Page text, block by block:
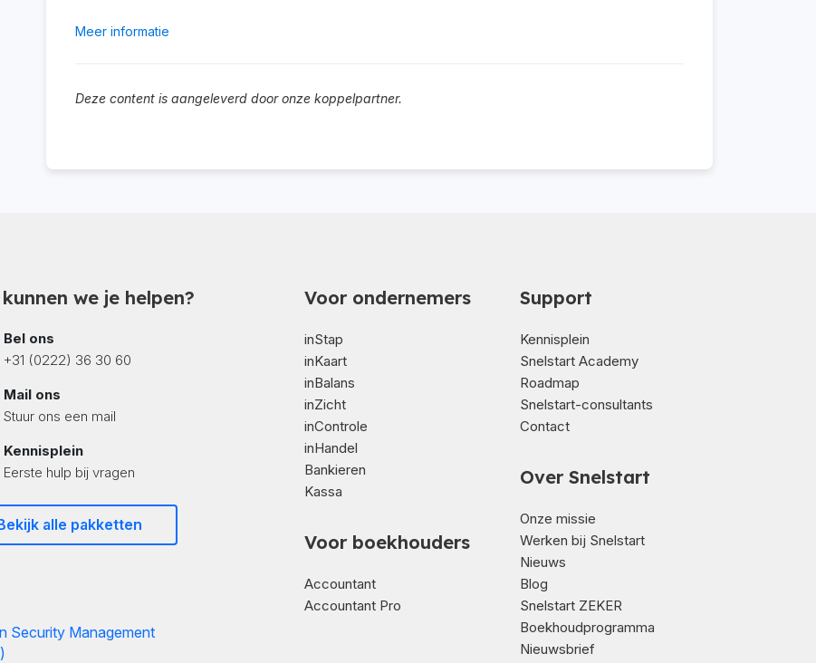
Meer informatie
Deze content is aangeleverd door onze koppelpartner.
we je helpen?
Bel ons
+31 (0222) 36 30 60
Mail ons
Stuur ons een mail
Kennisplein
Eerste hulp bij vragen
alle pakketten
Voor ondernemers
inStap
inKaart
inBalans
inZicht
inControle
inHandel
Bankieren
Kassa
Voor boekhouders
Accountant
Accountant Pro
Support
Kennisplein
Snelstart Academy
Roadmap
Snelstart-consultants
Contact
Over Snelstart
Onze missie
Werken bij Snelstart
Nieuws
Blog
Snelstart ZEKER
Boekhoudprogramma
Nieuwsbrief